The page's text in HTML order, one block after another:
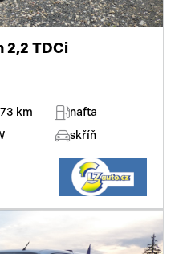
2,2 TDCi
km
nafta
skříň